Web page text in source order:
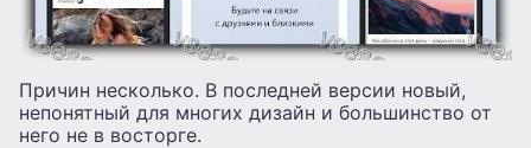
Причин несколько. В последней версии новый,
непонятный для многих дизайн и большинство от
него не в восторге.